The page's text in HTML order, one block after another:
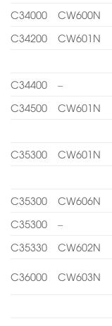
C34000
CW600N
C34200
CW601N
C34400 –
C34500
CW601N
C35300 CW601N
C35300 CW606N
C35300
–
C35330
CW602N
C36000 CW603N